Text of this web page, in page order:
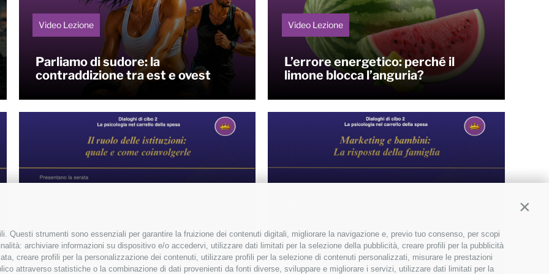
Questi strumenti sono essenziali per garantire la fruizione dei contenuti digitali, migliorare la navigazione e, previo tuo consenso, per scopi
archiviare informazioni su dispositivo e/o accedervi, utilizzare dati limitati per la selezione della pubblicità, creare profili per la pubblicità
creare profili per la personalizzazione dei contenuti, utilizzare profili per la selezione di contenuti personalizzati, misurare le prestazioni
attraverso statistiche o la combinazione di dati provenienti da fonti diverse, sviluppare e migliorare i servizi, utilizzare dati limitati per la
Video Lezione
Parliamo di sudore: la
contraddizione tra est e ovest
Video Lezione
L’errore energetico: perché il
limone blocca l’anguria?
Il ruolo delle istituzioni: quale e
come coinvolgerle
Marketing e bambini: La risposta
della famiglia